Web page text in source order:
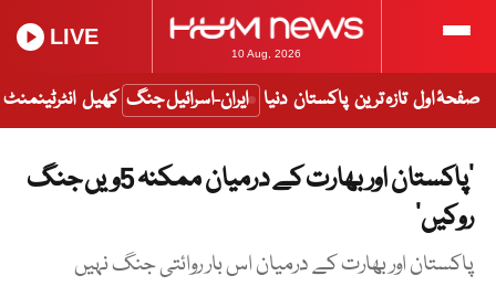
10 Aug, 2026
LIVE
صفحۂ اول تازہ ترین پاکستان دنیا ایران-اسرائیل جنگ کھیل انٹرٹینمنٹ
‘پاکستان اور بھارت کے درمیان ممکنہ 5ویں جنگ
روکیں’
پاکستان اور بھارت کے درمیان اس بار روائتی جنگ نہیں